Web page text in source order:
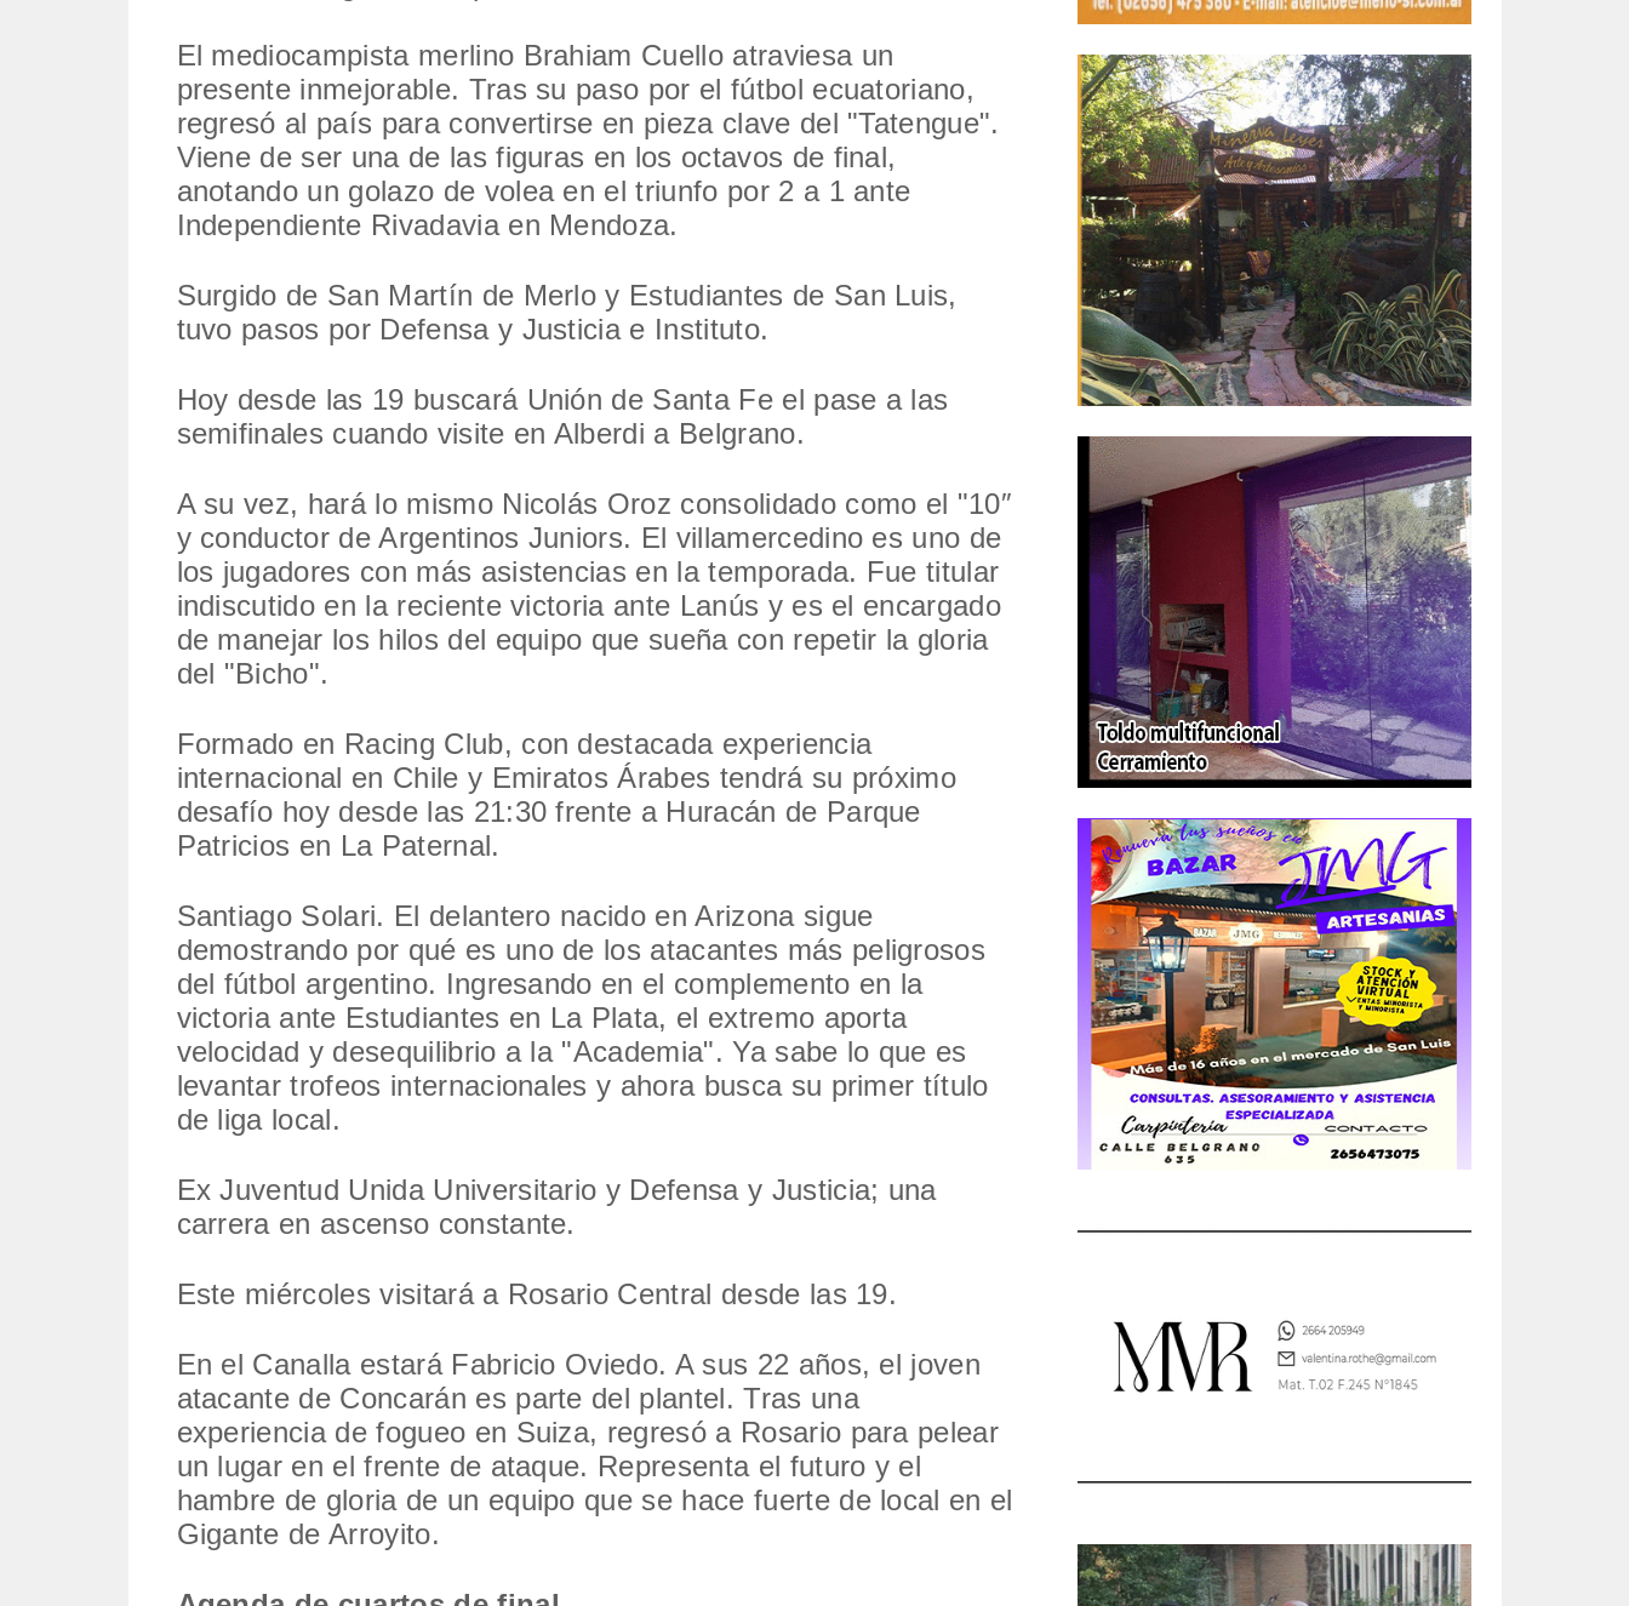
El mediocampista merlino Brahiam Cuello atraviesa un
presente inmejorable. Tras su paso por el fútbol ecuatoriano,
regresó al país para convertirse en pieza clave del "Tatengue".
Viene de ser una de las figuras en los octavos de final,
anotando un golazo de volea en el triunfo por 2 a 1 ante
Independiente Rivadavia en Mendoza.
Surgido de San Martín de Merlo y Estudiantes de San Luis,
tuvo pasos por Defensa y Justicia e Instituto.
Hoy desde las 19 buscará Unión de Santa Fe el pase a las
semifinales cuando visite en Alberdi a Belgrano.
A su vez, hará lo mismo Nicolás Oroz consolidado como el "10″
y conductor de Argentinos Juniors. El villamercedino es uno de
los jugadores con más asistencias en la temporada. Fue titular
indiscutido en la reciente victoria ante Lanús y es el encargado
de manejar los hilos del equipo que sueña con repetir la gloria
del "Bicho".
Formado en Racing Club, con destacada experiencia
internacional en Chile y Emiratos Árabes tendrá su próximo
desafío hoy desde las 21:30 frente a Huracán de Parque
Patricios en La Paternal.
Santiago Solari. El delantero nacido en Arizona sigue
demostrando por qué es uno de los atacantes más peligrosos
del fútbol argentino. Ingresando en el complemento en la
victoria ante Estudiantes en La Plata, el extremo aporta
velocidad y desequilibrio a la "Academia". Ya sabe lo que es
levantar trofeos internacionales y ahora busca su primer título
de liga local.
Ex Juventud Unida Universitario y Defensa y Justicia; una
carrera en ascenso constante.
Este miércoles visitará a Rosario Central desde las 19.
En el Canalla estará Fabricio Oviedo. A sus 22 años, el joven
atacante de Concarán es parte del plantel. Tras una
experiencia de fogueo en Suiza, regresó a Rosario para pelear
un lugar en el frente de ataque. Representa el futuro y el
hambre de gloria de un equipo que se hace fuerte de local en el
Gigante de Arroyito.